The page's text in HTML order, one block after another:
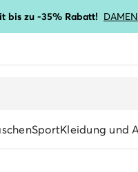
bis zu -35% Rabatt!
SportKleidung und